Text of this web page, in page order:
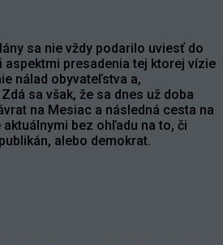
sa nie vždy podarilo uviesť do
aspektmi presadenia tej ktorej vízie
nálad obyvateľstva a,
sa však, že sa dnes už doba
na Mesiac a následná cesta na
bez ohľadu na to, či
alebo demokrat.